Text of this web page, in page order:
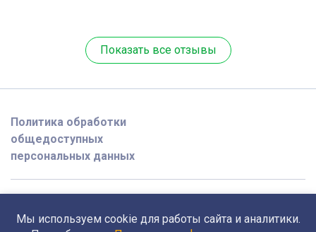
Показать все отзывы
Политика обработки
общедоступных
персональных данных
Поддержка
Мы используем cookie для работы сайта и аналитики.